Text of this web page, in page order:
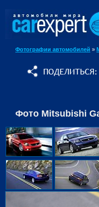
Фотографии автомобилей »
Фото Mitsubishi